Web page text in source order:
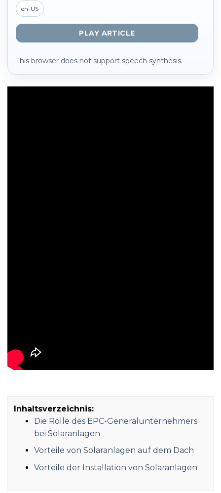
en-US
PLAY ARTICLE
This browser does not support speech synthesis.
Inhaltsverzeichnis:
Die Rolle des EPC-Generalunternehmers
bei Solaranlagen
Vorteile von Solaranlagen auf dem Dach
Vorteile der Installation von Solaranlagen